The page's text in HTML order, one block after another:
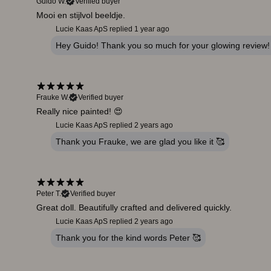
Mooi en stijlvol beeldje.
Lucie Kaas ApS replied 1 year ago
Hey Guido! Thank you so much for your glowing
Frauke W. Verified buyer
Really nice painted! 😍
Lucie Kaas ApS replied 2 years ago
Thank you Frauke, we are glad you like it 🥰
Peter T. Verified buyer
Great doll. Beautifully crafted and delivered quickly.
Lucie Kaas ApS replied 2 years ago
Thank you for the kind words Peter 🥰